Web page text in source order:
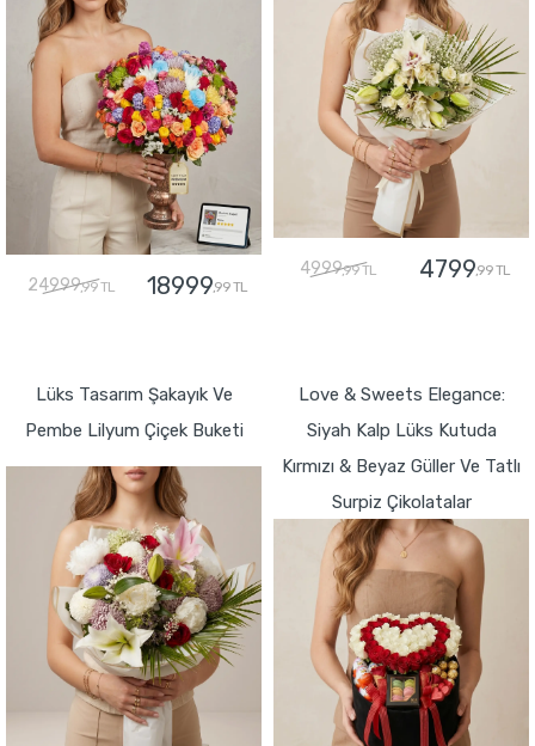
24999,99 TL 18999,99 TL
4999,99 TL 4799,99 TL
Lüks Tasarım Şakayık Ve
Pembe Lilyum Çiçek Buketi
Love & Sweets Elegance:
Siyah Kalp Lüks Kutuda
Kırmızı & Beyaz Güller Ve Tatlı
Surpiz Çikolatalar